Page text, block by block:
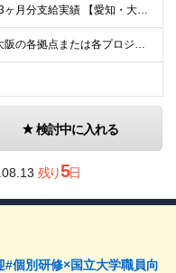
★賞与年3回｜年6.3ヶ月分支給実績 【愛知・大阪】 月給25.5万円～35万円＋各種手当＋賞与年2回＋業績賞与 ※上記には一律の地域手当2.5万円を含みます 【東京】 月給27万円～35万円＋各
★名古屋・東京・大阪の各拠点または各プロジェクト先での勤務となります （愛知、岐阜、東京、埼玉、千葉、神奈川、大阪、兵庫、京都など） ★U・Iターン歓迎！原則転勤なし ★リモートワーク対応案件もあり
検討中に入れる
残り5日
個別研修×国立大学職員向